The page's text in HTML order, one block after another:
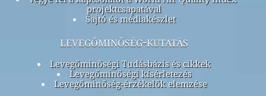
projektcsapatával
Sajtó és médiakészlet
levegőminőség-kutatás
Levegőminőségi Tudásbázis és cikkek
Levegőminőségi kísérletezés
Levegőminőség-érzékelők elemzése